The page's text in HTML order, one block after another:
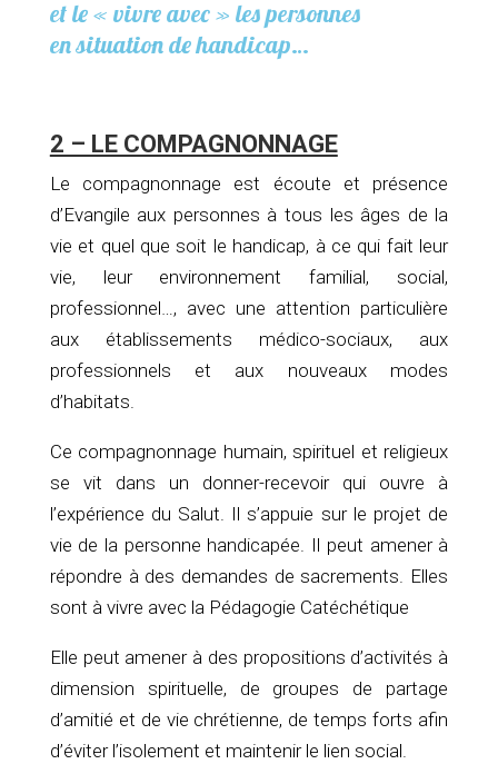
et le « vivre avec » les personnes
en situation de handicap…
2 – LE COMPAGNONNAGE
Le compagnonnage est écoute et présence
d’Evangile aux personnes à tous les âges de la
vie et quel que soit le handicap, à ce qui fait leur
vie, leur environnement familial, social,
professionnel…, avec une attention particulière
aux établissements médico-sociaux, aux
professionnels et aux nouveaux modes
d’habitats.
Ce compagnonnage humain, spirituel et religieux
se vit dans un donner-recevoir qui ouvre à
l’expérience du Salut. Il s’appuie sur le projet de
vie de la personne handicapée. Il peut amener à
répondre à des demandes de sacrements. Elles
sont à vivre avec la Pédagogie Catéchétique
Elle peut amener à des propositions d’activités à
dimension spirituelle, de groupes de partage
d’amitié et de vie chrétienne, de temps forts afin
d’éviter l’isolement et maintenir le lien social.